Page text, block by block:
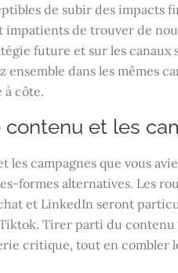
de subir des impacts
de trouver de
future et sur les canaux
ensemble dans les mêmes
côte.
contenu et les
les campagnes que vous
formes alternatives. Les
et LinkedIn seront
Tirer parti du contenu
critique, tout en combler